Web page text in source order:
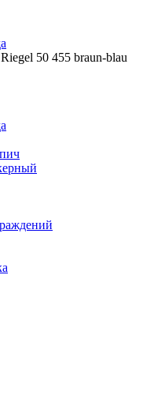
50 455 braun-blau